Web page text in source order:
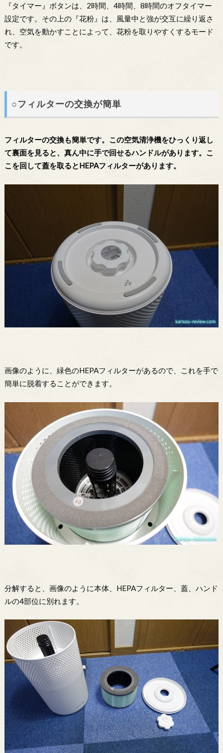
『タイマー』ボタンは、2時間、4時間、8時間のオフタイマー
設定です。その上の『花粉』は、風量中と強が交互に繰り返さ
れ、空気を動かすことによって、花粉を取りやすくするモード
です。
○フィルターの交換が簡単
フィルターの交換も簡単です。この空気清浄機をひっくり返し
て裏面を見ると、真ん中に手で回せるハンドルがあります。こ
こを回して蓋を取るとHEPAフィルターがあります。
画像のように、緑色のHEPAフィルターがあるので、これを手で
簡単に脱着することができます。
分解すると、画像のように本体、HEPAフィルター、蓋、ハンド
ルの4部位に別れます。